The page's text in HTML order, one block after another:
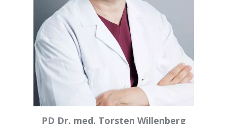
PD Dr. med. Torsten Willenberg